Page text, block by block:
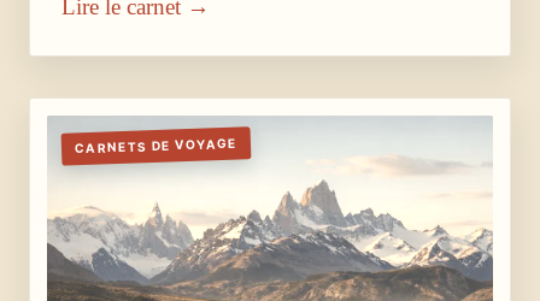
Lire le carnet →
CARNETS DE VOYAGE